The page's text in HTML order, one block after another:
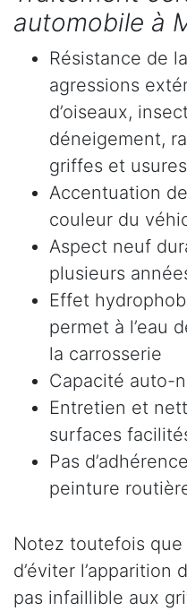
automobile à
Résistance de
agressions
d’oiseaux,
déneigement,
griffes et
Accentuation
couleur du
Aspect neuf
plusieurs
Effet
permet à l’eau
la carrosserie
Capacité auto-
Entretien et
surfaces
Pas
peinture
Notez toutefois
d’éviter l’apparition
pas infaillible aux